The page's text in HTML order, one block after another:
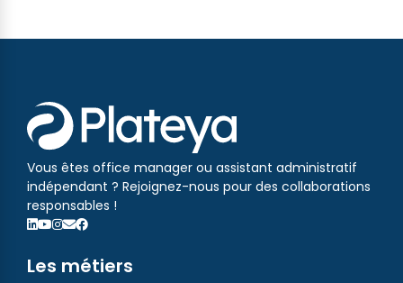
Vous êtes office manager ou assistant administratif
indépendant ? Rejoignez-nous pour des collaborations
responsables !
Les métiers